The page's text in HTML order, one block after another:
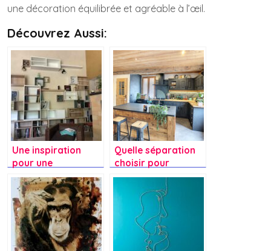
une décoration équilibrée et agréable à l’œil.
Découvrez Aussi:
Une inspiration
pour une
bibliothèque
murale avec un
mélange de BESTA
et EKET d’IKEA
Quelle séparation
choisir pour
l’entrée et la
cuisine, et quelle
couleur de rideau
pour mettre un peu
de pep’s ?